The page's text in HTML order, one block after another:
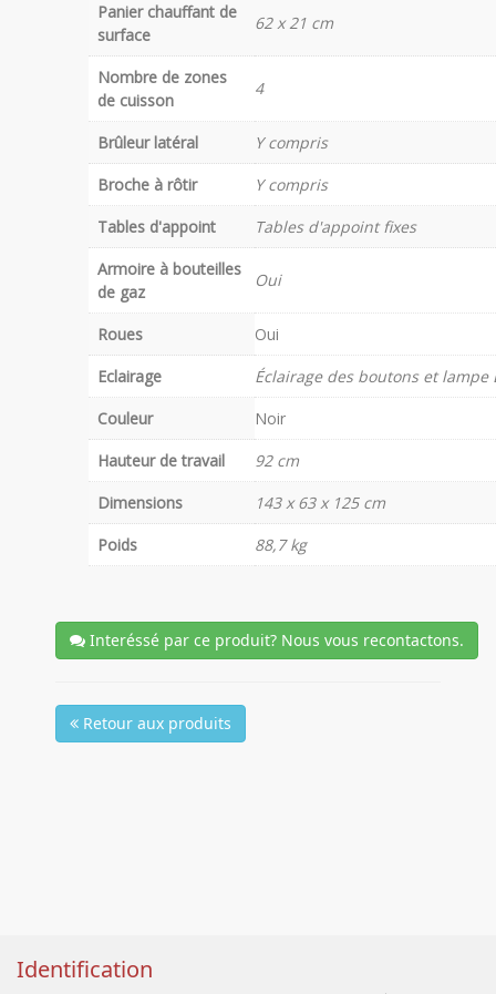
Panier chauffant de
surface
62 x 21 cm
Nombre de zones
de cuisson
4
Brûleur latéral
Y compris
Broche à rôtir
Y compris
Tables d'appoint
Tables d'appoint fixes
Armoire à bouteilles
de gaz
Oui
Roues
Oui
Eclairage
Éclairage des boutons et lampe
Couleur
Noir
Hauteur de travail
92 cm
Dimensions
143 x 63 x 125 cm
Poids
88,7 kg
Interéssé par ce produit? Nous vous recontactons.
Retour aux produits
Identification